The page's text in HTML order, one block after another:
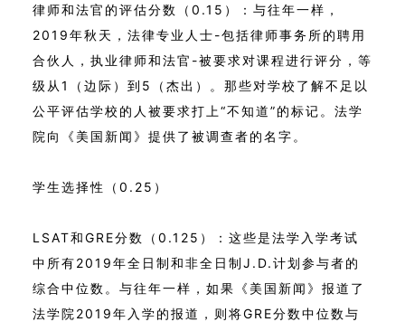
律师和法官的评估分数（0.15）：与往年一样，
2019年秋天，法律专业人士-包括律师事务所的聘用
合伙人，执业律师和法官-被要求对课程进行评分，等
级从1（边际）到5（杰出）。那些对学校了解不足以
公平评估学校的人被要求打上“不知道”的标记。法学
院向《美国新闻》提供了被调查者的名字。
学生选择性（0.25）
LSAT和GRE分数（0.125）：这些是法学入学考试
中所有2019年全日制和非全日制J.D.计划参与者的
综合中位数。与往年一样，如果《美国新闻》报道了
法学院2019年入学的报道，则将GRE分数中位数与